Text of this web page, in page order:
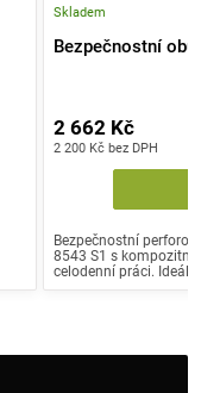
Bezpečnostní
Skladem
2 200 Kč bez DPH
2 662 Kč
Bezpečnostní
8543 S1 s kompozitní
celodenní práci.